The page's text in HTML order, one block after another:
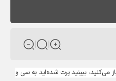
ببینید پرت شده‌اید به سی و